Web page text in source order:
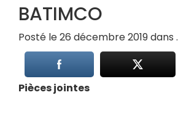
BATIMCO
Posté le 26 décembre 2019 dans .
Pièces jointes